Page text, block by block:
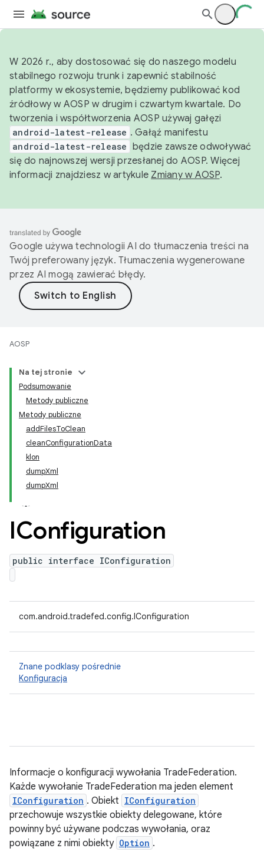
W 2026 r., aby dostosować się do naszego modelu
stabilnego rozwoju trunk i zapewnić stabilność
platformy w ekosystemie, będziemy publikować kod
źródłowy w AOSP w drugim i czwartym kwartale. Do
tworzenia i współtworzenia AOSP używaj gałęzi
android-latest-release . Gałąź manifestu
android-latest-release będzie zawsze odwoływać
się do najnowszej wersji przesłanej do AOSP. Więcej
informacji znajdziesz w artykule Zmiany w AOSP.
Google używa technologii AI do tłumaczenia treści na
Twój preferowany język. Tłumaczenia wygenerowane
przez AI mogą zawierać błędy.
AOSP
Na tej stronie
Podsumowanie
Metody publiczne
Metody publiczne
addFilesToClean
cleanConfigurationData
klon
dumpXml
dumpXml
IConfiguration
public interface IConfiguration
com.android.tradefed.config.IConfiguration
Znane podklasy pośrednie
Konfiguracja
Informacje o konfiguracji wywołania TradeFederation.
Każde wywołanie TradeFederation ma jeden element
IConfiguration . Obiekt IConfiguration
przechowuje wszystkie obiekty delegowane, które
powinny być używane podczas wywołania, oraz
powiązane z nimi obiekty Option .